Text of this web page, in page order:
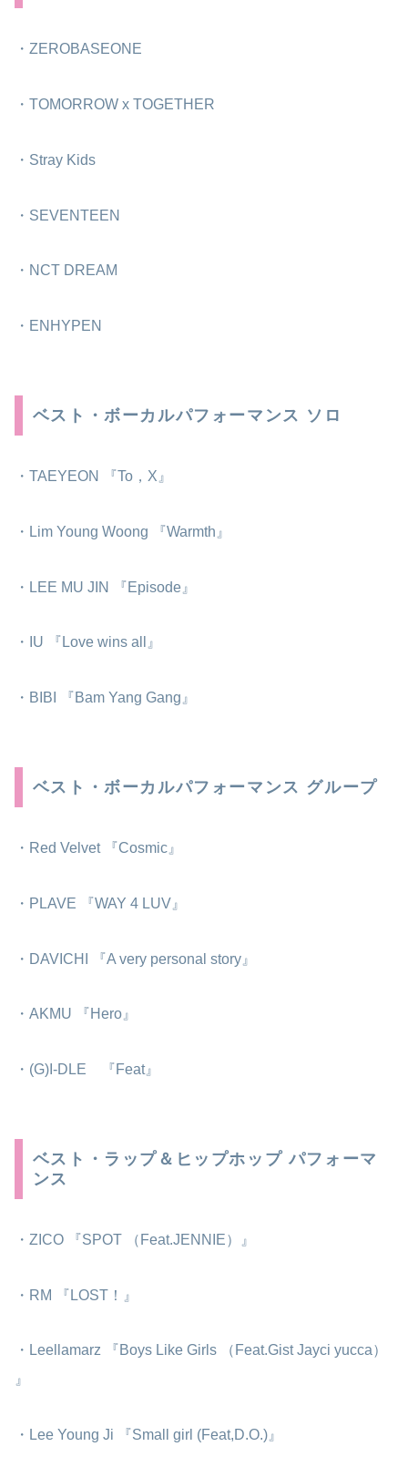
・ZEROBASEONE
・TOMORROW x TOGETHER
・Stray Kids
・SEVENTEEN
・NCT DREAM
・ENHYPEN
ベスト・ボーカルパフォーマンス ソロ
・TAEYEON 『To，X』
・Lim Young Woong 『Warmth』
・LEE MU JIN 『Episode』
・IU 『Love wins all』
・BIBI 『Bam Yang Gang』
ベスト・ボーカルパフォーマンス グループ
・Red Velvet 『Cosmic』
・PLAVE 『WAY 4 LUV』
・DAVICHI 『A very personal story』
・AKMU 『Hero』
・(G)I-DLE 『Feat』
ベスト・ラップ＆ヒップホップ パフォーマ
ンス
・ZICO 『SPOT （Feat.JENNIE）』
・RM 『LOST！』
・Leellamarz 『Boys Like Girls （Feat.Gist Jayci yucca）
』
・Lee Young Ji 『Small girl (Feat,D.O.)』